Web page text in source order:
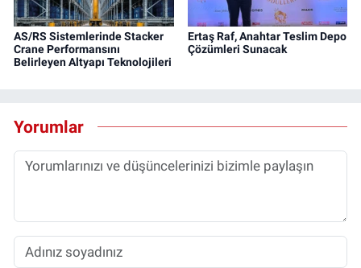
AS/RS Sistemlerinde Stacker
Crane Performansını
Belirleyen Altyapı Teknolojileri
Ertaş Raf, Anahtar Teslim Depo
Çözümleri Sunacak
Yorumlar